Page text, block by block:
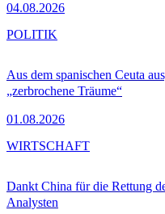
04.08.2026
Aus dem spanischen Ceuta
„zerbrochene Träume“
01.08.2026
POLITIK
Dankt China für die Rettung
Analysten
WIRTSCHAFT